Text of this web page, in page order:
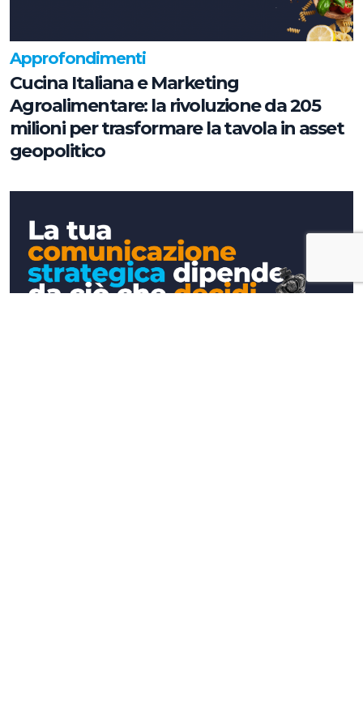
Approfondimenti
Cucina Italiana e Marketing
Agroalimentare: la rivoluzione da 205
milioni per trasformare la tavola in asset
geopolitico